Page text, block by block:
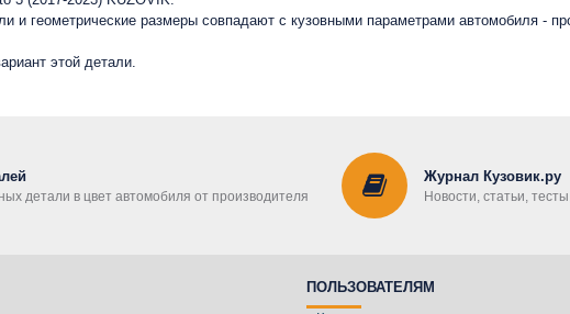
и геометрические размеры совпадают с кузовными параметрами автомобиля -
этой детали.
детали в цвет автомобиля от производителя
Журнал Кузовик.ру
Новости, статьи,
ПОЛЬЗОВАТЕЛЯМ